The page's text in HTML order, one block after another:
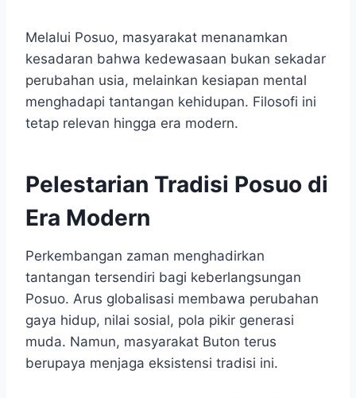
Melalui Posuo, masyarakat menanamkan
kesadaran bahwa kedewasaan bukan sekadar
perubahan usia, melainkan kesiapan mental
menghadapi tantangan kehidupan. Filosofi ini
tetap relevan hingga era modern.
Pelestarian Tradisi Posuo di
Era Modern
Perkembangan zaman menghadirkan
tantangan tersendiri bagi keberlangsungan
Posuo. Arus globalisasi membawa perubahan
gaya hidup, nilai sosial, pola pikir generasi
muda. Namun, masyarakat Buton terus
berupaya menjaga eksistensi tradisi ini.